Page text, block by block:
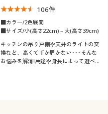
106件
■カラー/2色展開
■サイズ/小(高さ22cm)～大(高さ39cm)
キッチンの吊り戸棚や天井のライトの交
換など、高くて手が届かない･･･そんな
お悩みを解消!用途や身長によって選べ